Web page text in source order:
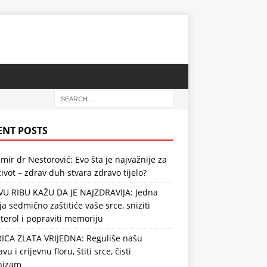
POSTS
dr Nestorović: Evo šta je najvažnije za
– zdrav duh stvara zdravo tijelo?
RIBU KAŽU DA JE NAJZDRAVIJA: Jedna
sedmično zaštitiće vaše srce, sniziti
i popraviti memoriju
ZLATA VRIJEDNA: Reguliše našu
i crijevnu floru, štiti srce, čisti